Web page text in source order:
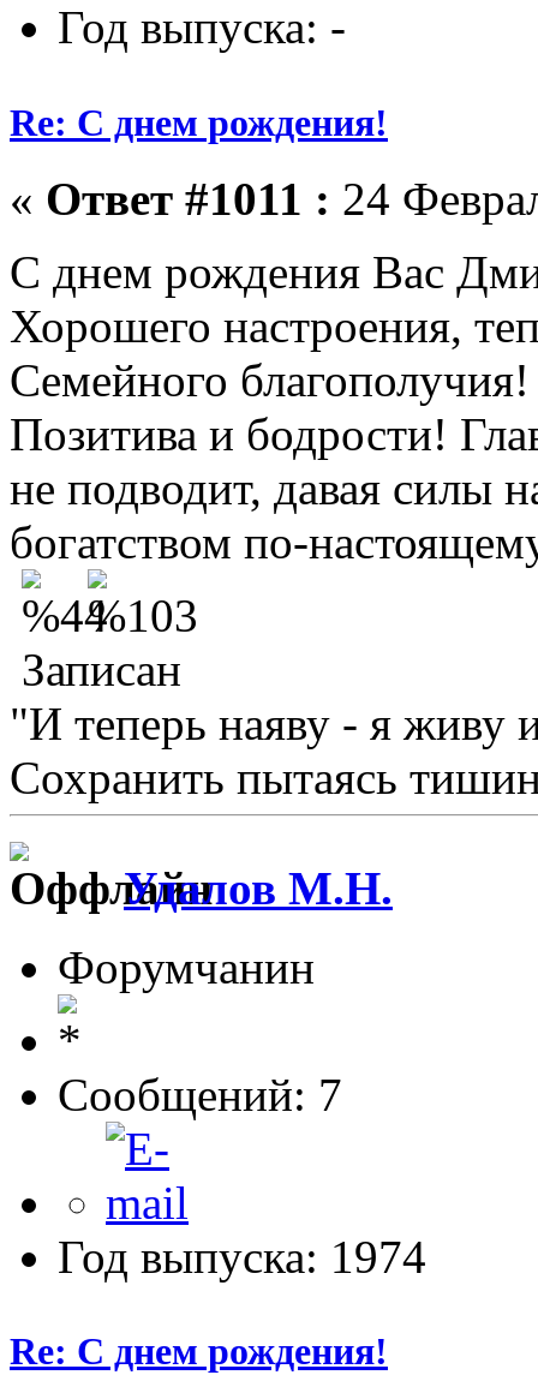
Год выпуска: -
Re: С днем рождения!
« Ответ #1011 : 24
С днем рождения Вас
Хорошего настроения,
Семейного благополучия!
Позитива и бодрости!
не подводит, давая силы
богатством по-
Записан
"И теперь наяву - я живу
Сохранить пытаясь
Удалов М.Н.
Форумчанин
Сообщений: 7
Год выпуска: 1974
Re: С днем рождения!